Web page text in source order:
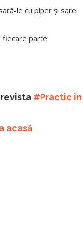
le cu piper și sare.
fiecare parte.
#Practic în
acasă